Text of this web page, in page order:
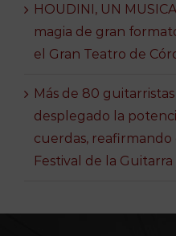
HOUDINI, UN
magia de gran
el Gran Teatro de
Más de 80
desplegado la
cuerdas, reafirmando
Festival de la